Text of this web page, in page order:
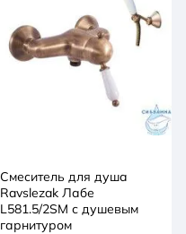
Смеситель для душа
Ravslezak Лабе
L581.5/2SM с душевым
гарнитуром